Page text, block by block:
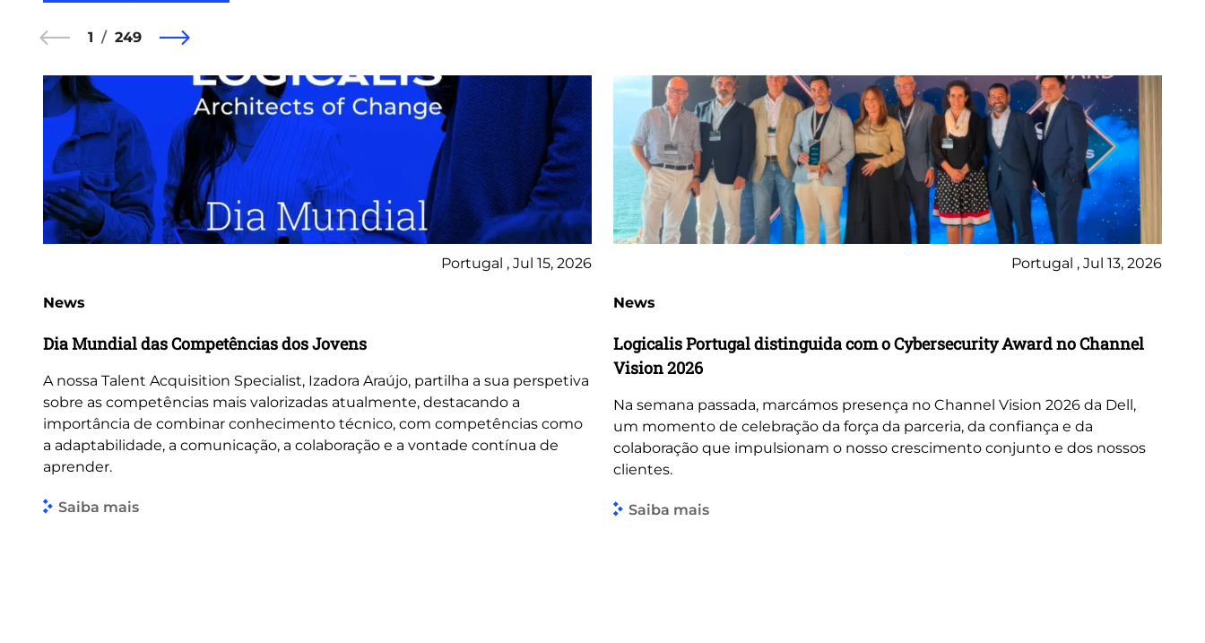
1 249
Portugal , Jul 15, 2026
News
Dia Mundial das Competências dos Jovens
A nossa Talent Acquisition Specialist, Izadora Araújo, partilha a sua perspetiva
sobre as competências mais valorizadas atualmente, destacando a
importância de combinar conhecimento técnico, com competências como
a adaptabilidade, a comunicação, a colaboração e a vontade contínua de
aprender.
Saiba mais
Portugal , Jul 13, 2026
News
Logicalis Portugal distinguida com o Cybersecurity Award no Channel
Vision 2026
Na semana passada, marcámos presença no Channel Vision 2026 da Dell,
um momento de celebração da força da parceria, da confiança e da
colaboração que impulsionam o nosso crescimento conjunto e dos nossos
clientes.
Saiba mais